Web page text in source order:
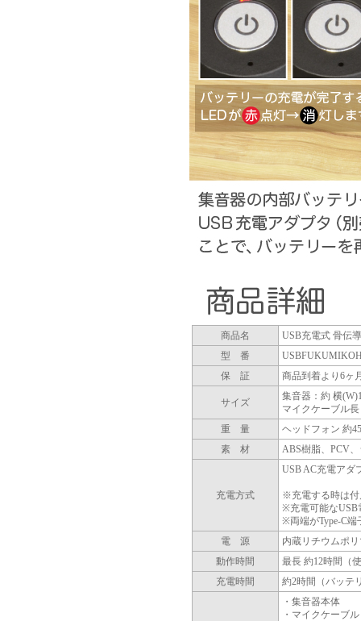
商品名
USB充電式 骨伝
型 番
保 証
商品到着より6ヶ
サイズ
集音器：約 横
マイクケーブル
重 量
ヘッドフォン 約
素 材
ABS樹脂、PCV
充電方式
USB AC充電アダ
※充電する時は付
※充電可能なUSB
※両端がType-C端
電 源
内蔵リチウムポ
動作時間
最長 約12時間（
充電時間
約2時間（バッテ
・集音器本体
・マイクケーブル